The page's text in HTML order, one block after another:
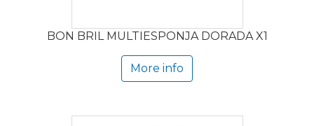
BON BRIL MULTIESPONJA DORADA X1
More info